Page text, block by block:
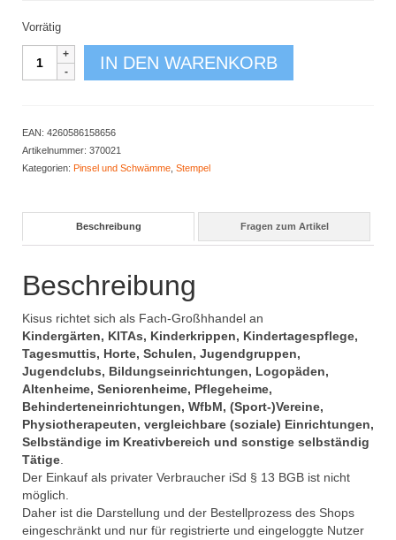
Vorrätig
Riesen-
StrukturstempelIN DEN WARENKORB
EAN: 4260586158656
Artikelnummer: 370021
Kategorien: Pinsel und Schwämme Stempel
Beschreibung Fragen zum Artikel
Beschreibung
Kisus richtet sich als Fach-Großhhandel an
Kindergärten, KITAs, Kinderkrippen, Kindertagespflege,
Tagesmuttis, Horte, Schulen, Jugendgruppen,
Jugendclubs, Bildungseinrichtungen, Logopäden,
Altenheime, Seniorenheime, Pflegeheime,
Behinderteneinrichtungen, WfbM, (Sport-)Vereine,
Physiotherapeuten, vergleichbare (soziale) Einrichtungen,
Selbständige im Kreativbereich und sonstige selbständig
Tätige.
Der Einkauf als privater Verbraucher iSd § 13 BGB ist nicht
möglich.
Daher ist die Darstellung und der Bestellprozess des Shops
eingeschränkt und nur für registrierte und eingeloggte Nutzer